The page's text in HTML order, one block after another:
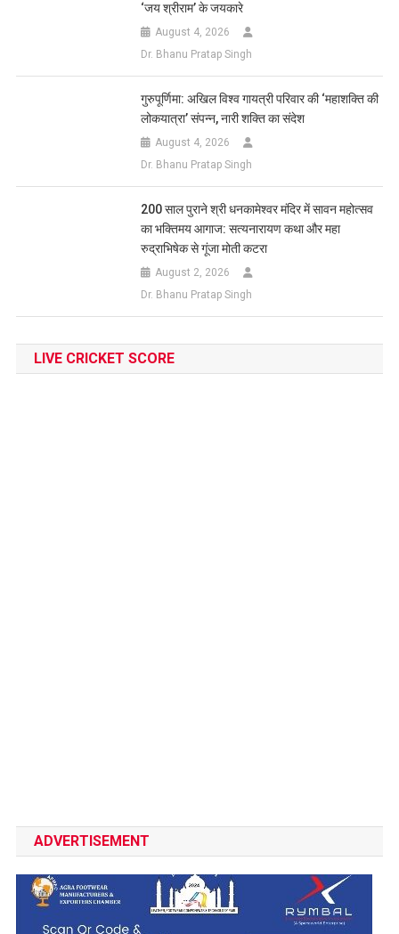
‘जय श्रीराम’ के जयकारे
August 4, 2026
Dr. Bhanu Pratap Singh
गुरुपूर्णिमा: अखिल विश्व गायत्री परिवार की ‘महाशक्ति की
लोकयात्रा’ संपन्न, नारी शक्ति का संदेश
August 4, 2026
Dr. Bhanu Pratap Singh
200 साल पुराने श्री धनकामेश्वर मंदिर में सावन महोत्सव
का भक्तिमय आगाज: सत्यनारायण कथा और महा
रुद्राभिषेक से गूंजा मोती कटरा
August 2, 2026
Dr. Bhanu Pratap Singh
LIVE CRICKET SCORE
ADVERTISEMENT